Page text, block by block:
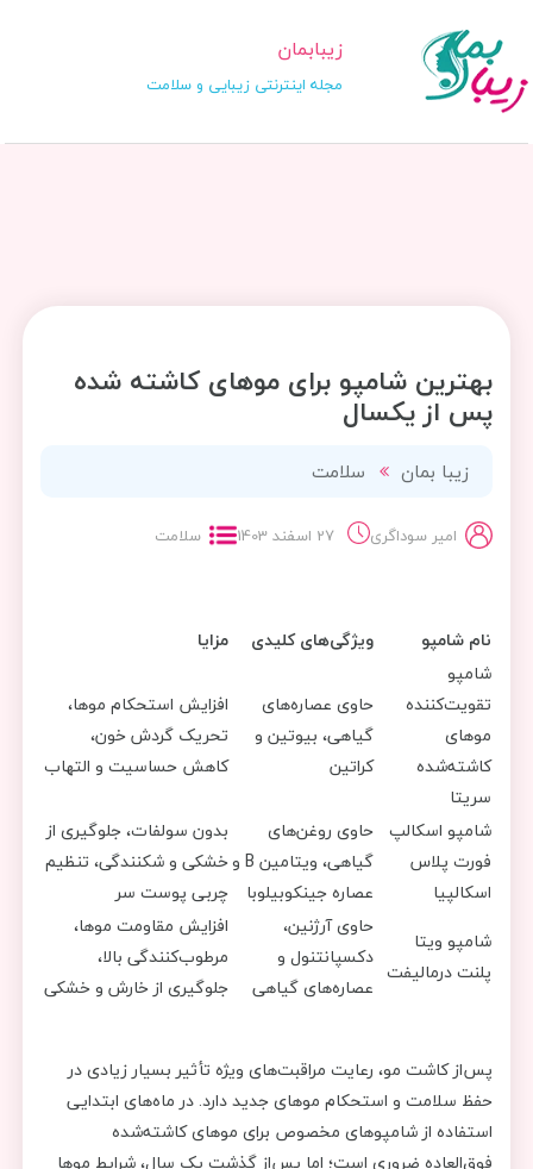
زیبابمان
مجله اینترنتی زیبایی و سلامت
بهترین شامپو برای موهای کاشته شده
پس از یکسال
زیبا بمان سلامت
امیر سوداگری 27 اسفند 1403 سلامت
نام شامپو ویژگی‌های کلیدی
مزایا
شامپو
تقویت‌کننده
موهای
کاشته‌شده
سریتا
حاوی عصاره‌های
گیاهی، بیوتین و
کراتین
افزایش استحکام موها،
تحریک گردش خون،
کاهش حساسیت و التهاب
شامپو اسکالپ
فورت پلاس
اسکالپیا
حاوی روغن‌های
گیاهی، ویتامین B و
عصاره جینکوبیلوبا
بدون سولفات، جلوگیری از
خشکی و شکنندگی، تنظیم
چربی پوست سر
شامپو ویتا
پلنت درمالیفت
حاوی آرژنین،
دکسپانتنول و
عصاره‌های گیاهی
افزایش مقاومت موها،
مرطوب‌کنندگی بالا،
جلوگیری از خارش و خشکی
پس‌از کاشت مو، رعایت مراقبت‌های ویژه تأثیر بسیار زیادی در
حفظ سلامت و استحکام موهای جدید دارد. در ماه‌های ابتدایی
استفاده از شامپوهای مخصوص برای موهای کاشته‌شده
فوق‌العاده ضروری است؛ اما پس‌از گذشت یک سال، شرایط موها